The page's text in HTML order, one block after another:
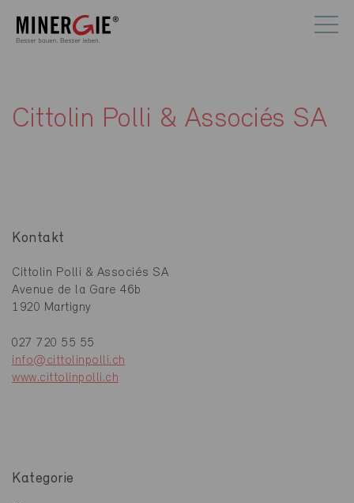
Cittolin Polli & Associés SA
Kontakt
Cittolin Polli & Associés SA
Avenue de la Gare 46b
1920 Martigny
027 720 55 55
info@cittolinpolli.ch
www.cittolinpolli.ch
Kategorie